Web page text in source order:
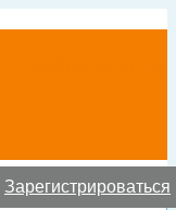
Зарегистрироваться